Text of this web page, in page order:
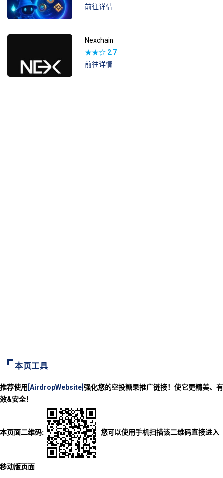
前往详情
Nexchain
★★☆ 2.7
前往详情
本页工具
推荐使用 [AirdropWebsite] 强化您的空投糖果推广链接！使它更精美、有
效&安全！
本页面二维码: 您可以使用手机扫描该二维码直接进入
移动版页面